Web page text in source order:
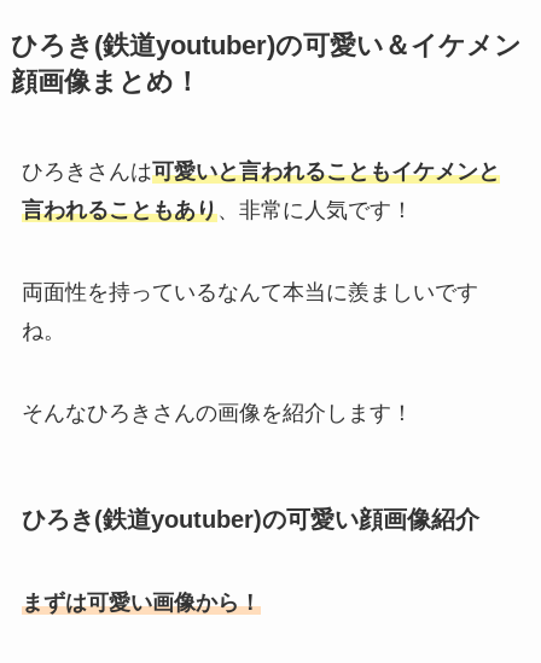
ひろき(鉄道youtuber)の可愛い＆イケメン
顔画像まとめ！
ひろきさんは可愛いと言われることもイケメンと
言われることもあり、非常に人気です！
両面性を持っているなんて本当に羨ましいです
ね。
そんなひろきさんの画像を紹介します！
ひろき(鉄道youtuber)の可愛い顔画像紹介
まずは可愛い画像から！